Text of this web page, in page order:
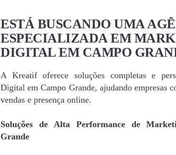
ESTÁ BUSCANDO UMA
ESPECIALIZADA EM
DIGITAL EM CAMPO
A Kreatif oferece soluções completas e
Digital em Campo Grande, ajudando empresas
vendas e presença online.
Soluções de Alta Performance de
Grande